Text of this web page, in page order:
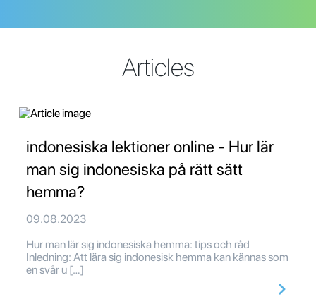
Articles
indonesiska lektioner online - Hur lär
man sig indonesiska på rätt sätt
hemma?
09.08.2023
Hur man lär sig indonesiska hemma: tips och råd
Inledning: Att lära sig indonesisk hemma kan kännas som
en svår u […]